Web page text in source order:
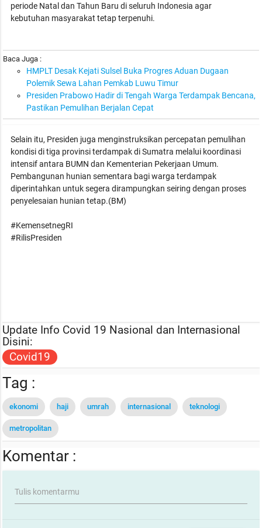
periode Natal dan Tahun Baru di seluruh Indonesia agar
kebutuhan masyarakat tetap terpenuhi.
Baca Juga :
HMPLT Desak Kejati Sulsel Buka Progres Aduan Dugaan
Polemik Sewa Lahan Pemkab Luwu Timur
Presiden Prabowo Hadir di Tengah Warga Terdampak Bencana,
Pastikan Pemulihan Berjalan Cepat
Selain itu, Presiden juga menginstruksikan percepatan pemulihan
kondisi di tiga provinsi terdampak di Sumatra melalui koordinasi
intensif antara BUMN dan Kementerian Pekerjaan Umum.
Pembangunan hunian sementara bagi warga terdampak
diperintahkan untuk segera dirampungkan seiring dengan proses
penyelesaian hunian tetap.(BM)
#KemensetnegRI
#RilisPresiden
Update Info Covid 19 Nasional dan Internasional
Disini:
Covid19
Tag :
ekonomi haji umrah internasional teknologi
metropolitan
Komentar :
Tulis komentarmu